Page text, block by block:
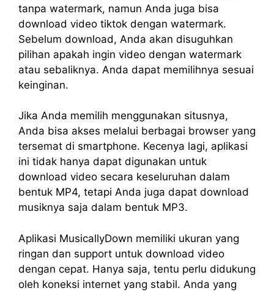
tanpa watermark, namun Anda juga bisa
download video tiktok dengan watermark.
Sebelum download, Anda akan disuguhkan
pilihan apakah ingin video dengan watermark
atau sebaliknya. Anda dapat memilihnya sesuai
keinginan.
Jika Anda memilih menggunakan situsnya,
Anda bisa akses melalui berbagai browser yang
tersemat di smartphone. Kecenya lagi, aplikasi
ini tidak hanya dapat digunakan untuk
download video secara keseluruhan dalam
bentuk MP4, tetapi Anda juga dapat download
musiknya saja dalam bentuk MP3.
Aplikasi MusicallyDown memiliki ukuran yang
ringan dan support untuk download video
dengan cepat. Hanya saja, tentu perlu didukung
oleh koneksi internet yang stabil. Anda yang